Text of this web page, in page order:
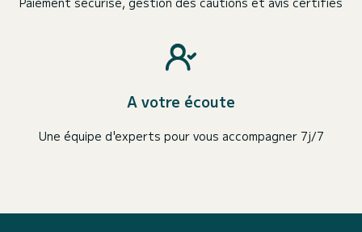
A votre écoute
Une équipe d'experts pour vous accompagner 7j/7